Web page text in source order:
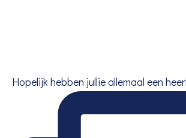
Hopelijk hebben jullie allemaal een